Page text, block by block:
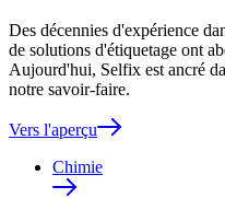
Des décennies d'expérience
de solutions d'étiquetage ont
Aujourd'hui, Selfix est ancré
notre savoir-faire.
Vers l'aperçu
Chimie